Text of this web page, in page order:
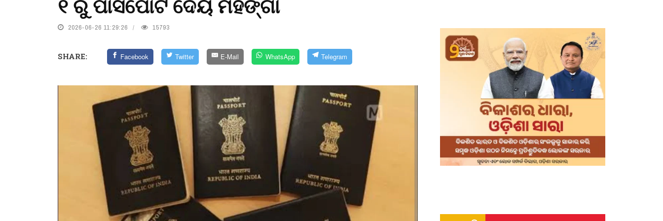
୧ ରୁ ପାସପୋର୍ଟ ଦେୟ ମହଙ୍ଗା
2026-06-26 11:29:26 15793
SHARE: Facebook Twitter E-Mail WhatsApp Telegram